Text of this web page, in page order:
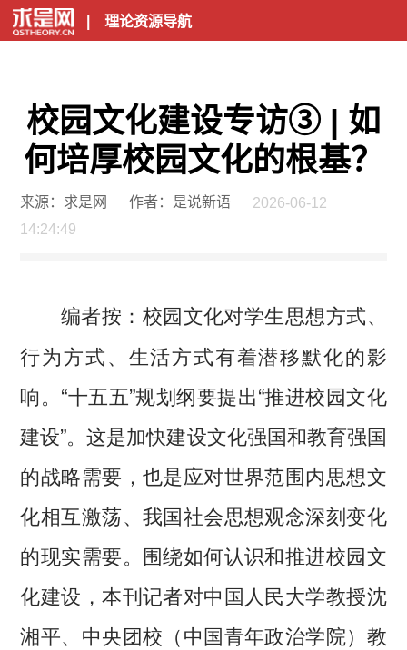
| 理论资源导航
校园文化建设专访③ | 如
何培厚校园文化的根基？
来源：求是网 作者：是说新语
2026-06-12
14:24:49
编者按： 校园文化对学生思想方式、
行为方式、生活方式有着潜移默化的影
响。“十五五”规划纲要提出“推进校园文化
建设”。这是加快建设文化强国和教育强国
的战略需要，也是应对世界范围内思想文
化相互激荡、我国社会思想观念深刻变化
的现实需要。围绕如何认识和推进校园文
化建设，本刊记者对中国人民大学教授沈
湘平、中央团校（中国青年政治学院）教